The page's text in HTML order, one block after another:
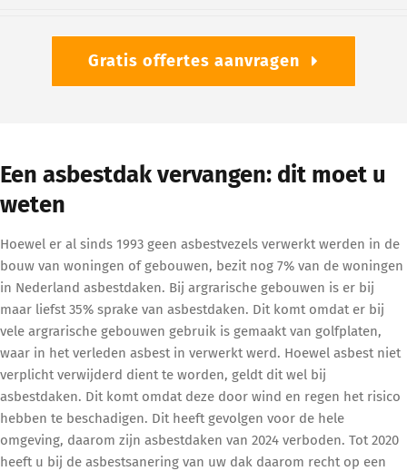
Gratis offertes aanvragen
Een asbestdak vervangen: dit moet u
weten
Hoewel er al sinds 1993 geen asbestvezels verwerkt werden in de
bouw van woningen of gebouwen, bezit nog 7% van de woningen
in Nederland asbestdaken. Bij argrarische gebouwen is er bij
maar liefst 35% sprake van asbestdaken. Dit komt omdat er bij
vele argrarische gebouwen gebruik is gemaakt van golfplaten,
waar in het verleden asbest in verwerkt werd. Hoewel asbest niet
verplicht verwijderd dient te worden, geldt dit wel bij
asbestdaken. Dit komt omdat deze door wind en regen het risico
hebben te beschadigen. Dit heeft gevolgen voor de hele
omgeving, daarom zijn asbestdaken van 2024 verboden. Tot 2020
heeft u bij de asbestsanering van uw dak daarom recht op een